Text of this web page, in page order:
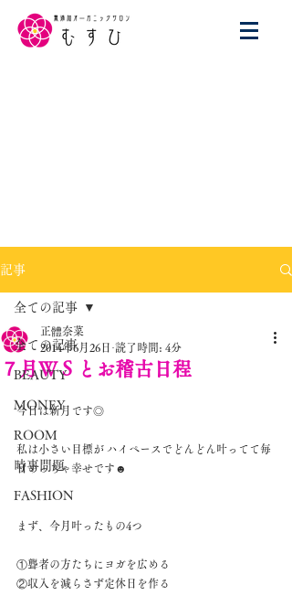
記事
全ての記事
BEAUTY
MONEY
ROOM
時事問題
FASHION
全ての記事
７月ＷＳとお稽古日程
正體奈菜
2014年6月26日 読了時間: 4分
今日は新月です◎
私は小さい目標が ハイペースでどんどん叶ってて毎
日めっちゃ幸せです☻
まず、今月叶ったもの4つ
①聾者の方たちにヨガを広める
②収入を減らさず定休日を作る